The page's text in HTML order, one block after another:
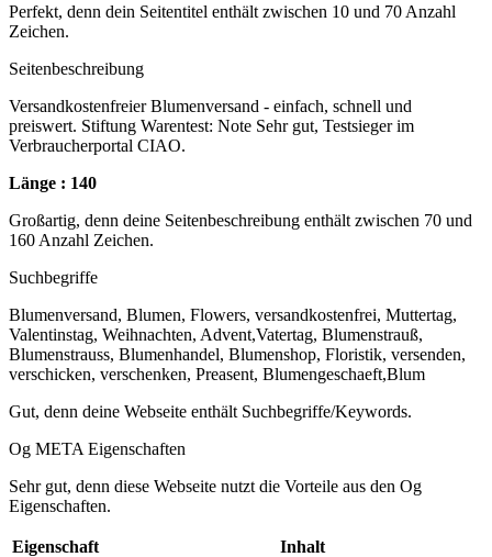
Perfekt, denn dein Seitentitel enthält zwischen 10 und 70 Anzahl
Zeichen.
Seitenbeschreibung
Versandkostenfreier Blumenversand - einfach, schnell und
preiswert. Stiftung Warentest: Note Sehr gut, Testsieger im
Verbraucherportal CIAO.
Länge : 140
Großartig, denn deine Seitenbeschreibung enthält zwischen 70 und
160 Anzahl Zeichen.
Suchbegriffe
Blumenversand, Blumen, Flowers, versandkostenfrei, Muttertag,
Valentinstag, Weihnachten, Advent,Vatertag, Blumenstrauß,
Blumenstrauss, Blumenhandel, Blumenshop, Floristik, versenden,
verschicken, verschenken, Preasent, Blumengeschaeft,Blum
Gut, denn deine Webseite enthält Suchbegriffe/Keywords.
Og META Eigenschaften
Sehr gut, denn diese Webseite nutzt die Vorteile aus den Og
Eigenschaften.
Eigenschaft
Inhalt